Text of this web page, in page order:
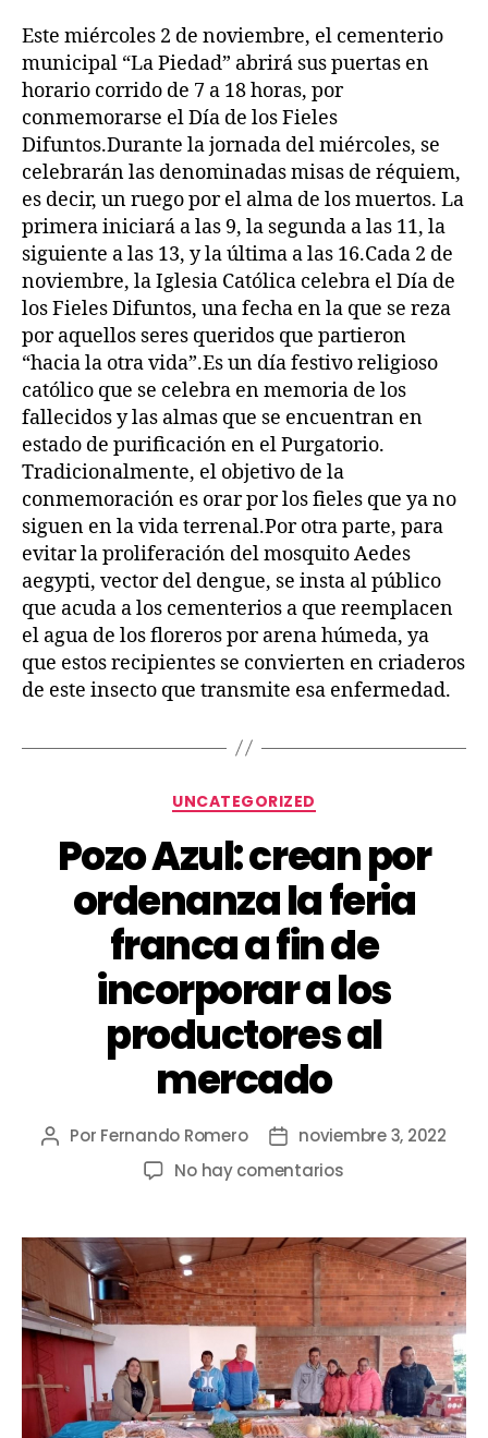
Este miércoles 2 de noviembre, el cementerio
municipal “La Piedad” abrirá sus puertas en
horario corrido de 7 a 18 horas, por
conmemorarse el Día de los Fieles
Difuntos.Durante la jornada del miércoles, se
celebrarán las denominadas misas de réquiem,
es decir, un ruego por el alma de los muertos. La
primera iniciará a las 9, la segunda a las 11, la
siguiente a las 13, y la última a las 16.Cada 2 de
noviembre, la Iglesia Católica celebra el Día de
los Fieles Difuntos, una fecha en la que se reza
por aquellos seres queridos que partieron
“hacia la otra vida”.Es un día festivo religioso
católico que se celebra en memoria de los
fallecidos y las almas que se encuentran en
estado de purificación en el Purgatorio.
Tradicionalmente, el objetivo de la
conmemoración es orar por los fieles que ya no
siguen en la vida terrenal.Por otra parte, para
evitar la proliferación del mosquito Aedes
aegypti, vector del dengue, se insta al público
que acuda a los cementerios a que reemplacen
el agua de los floreros por arena húmeda, ya
que estos recipientes se convierten en criaderos
de este insecto que transmite esa enfermedad.
UNCATEGORIZED
Pozo Azul: crean por
ordenanza la feria
franca a fin de
incorporar a los
productores al
mercado
Por Fernando Romero
noviembre 3, 2022
No hay comentarios